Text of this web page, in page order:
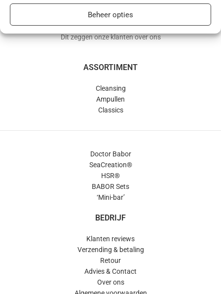
Beheer opties
RECENSIES
Dit zeggen onze klanten over ons
ASSORTIMENT
Cleansing
Ampullen
Classics
Doctor Babor
SeaCreation®
HSR®
BABOR Sets
‘Mini-bar’
BEDRIJF
Klanten reviews
Verzending & betaling
Retour
Advies & Contact
Over ons